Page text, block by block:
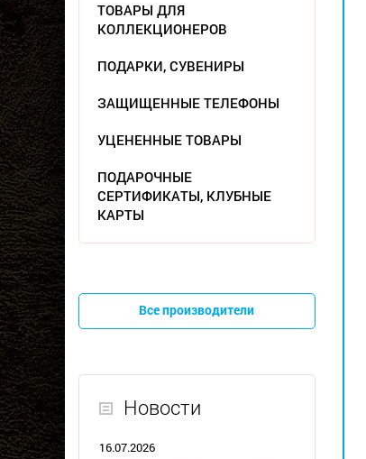
ТОВАРЫ ДЛЯ
КОЛЛЕКЦИОНЕРОВ
ПОДАРКИ, СУВЕНИРЫ
ЗАЩИЩЕННЫЕ ТЕЛЕФОНЫ
УЦЕНЕННЫЕ ТОВАРЫ
ПОДАРОЧНЫЕ
СЕРТИФИКАТЫ, КЛУБНЫЕ
КАРТЫ
Все производители
Новости
16.07.2026